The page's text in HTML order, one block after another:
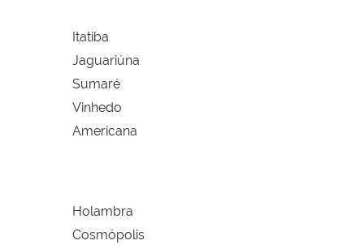
Itatiba
Jaguariúna
Sumaré
Vinhedo
Americana
Holambra
Cosmópolis